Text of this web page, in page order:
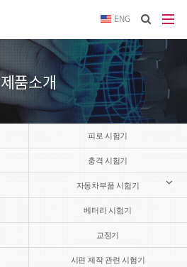
ENG
입력
답변
답변
이메
전송
제품소개
피로 시험기
충격 시험기
자동차부품 시험기
베터리 시험기
교정기
시편 제작 관련 시험기